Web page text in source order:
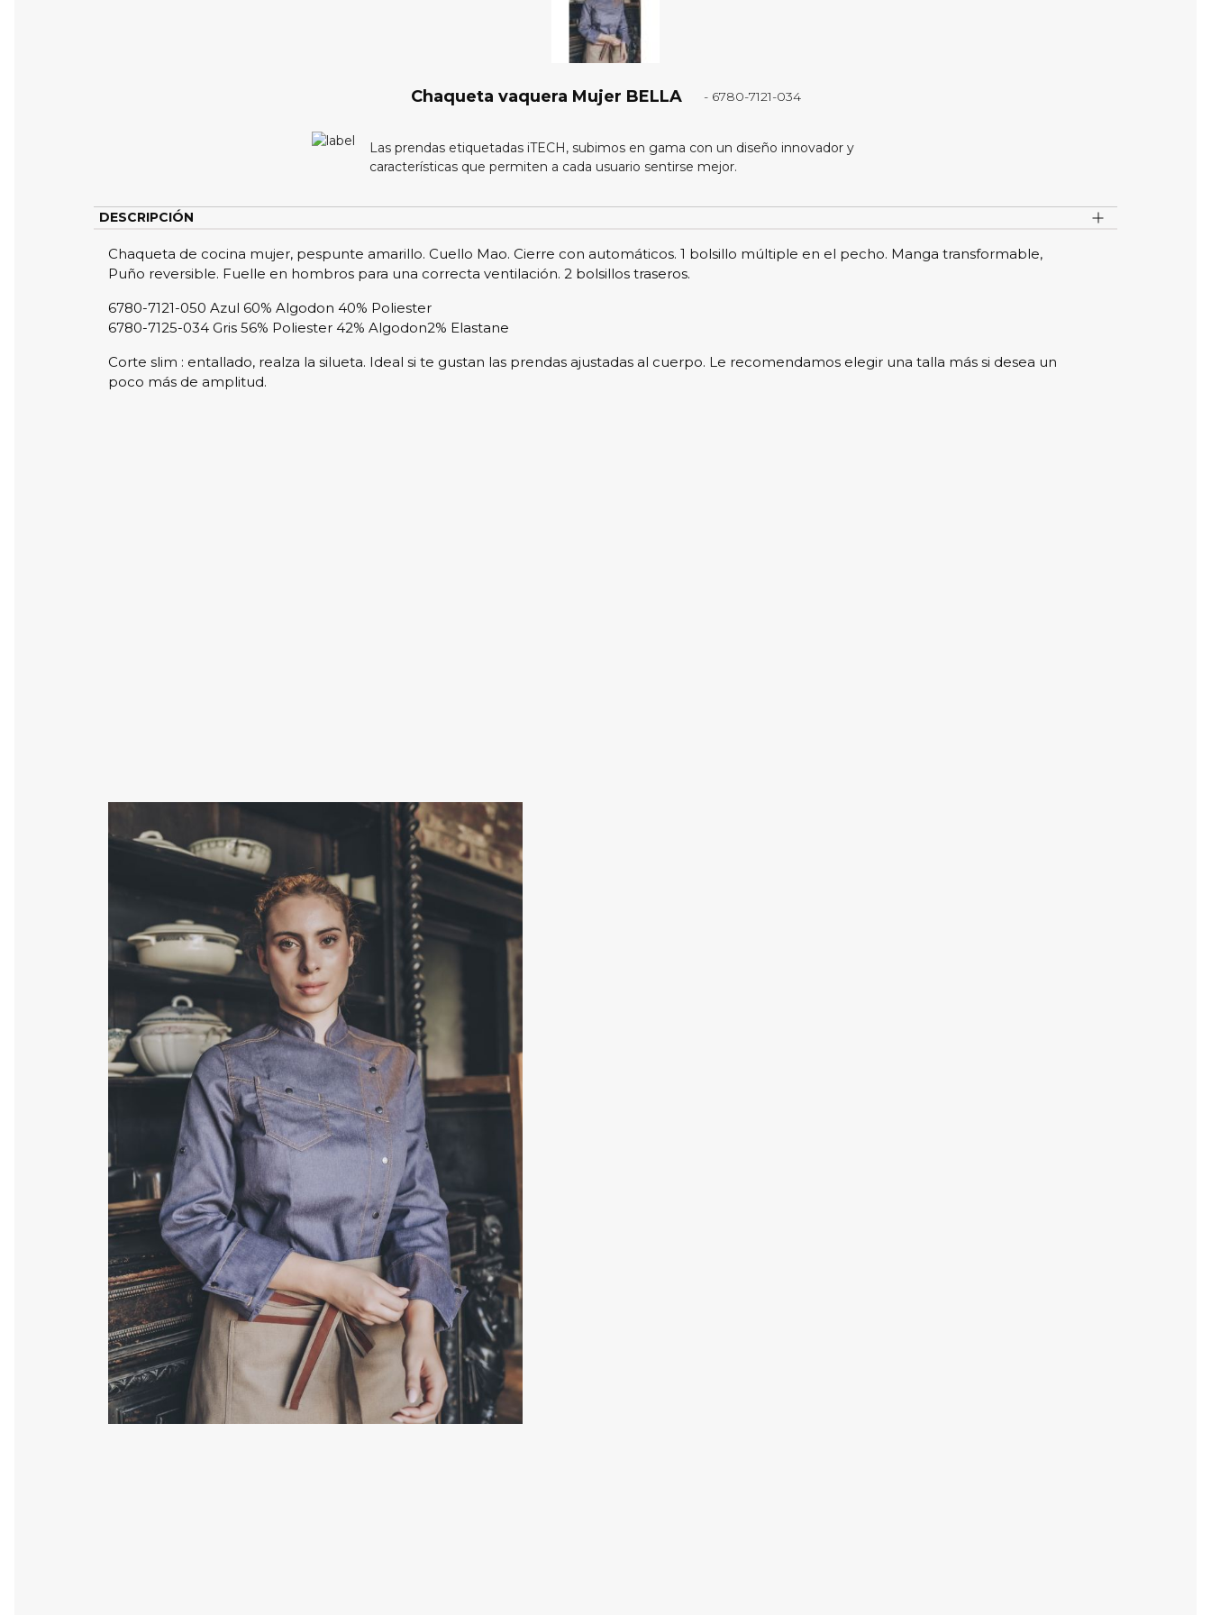
Chaqueta vaquera Mujer BELLA - 6780-7121-034
Las prendas etiquetadas iTECH, subimos en gama con un diseño innovador y
características que permiten a cada usuario sentirse mejor.
DESCRIPCIÓN
Chaqueta de cocina mujer, pespunte amarillo. Cuello Mao. Cierre con automáticos. 1 bolsillo múltiple en el pecho. Manga transformable,
Puño reversible. Fuelle en hombros para una correcta ventilación. 2 bolsillos traseros.
6780-7121-050 Azul 60% Algodon 40% Poliester
6780-7125-034 Gris 56% Poliester 42% Algodon2% Elastane
Corte slim : entallado, realza la silueta. Ideal si te gustan las prendas ajustadas al cuerpo. Le recomendamos elegir una talla más si desea un
poco más de amplitud.